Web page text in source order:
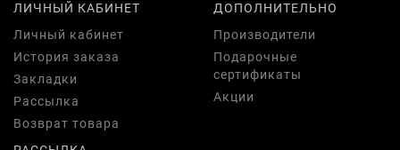
ЛИЧНЫЙ КАБИНЕТ
Личный кабинет
История заказа
Закладки
Рассылка
Возврат товара
ДОПОЛНИТЕЛЬНО
Производители
Подарочные
сертификаты
Акции